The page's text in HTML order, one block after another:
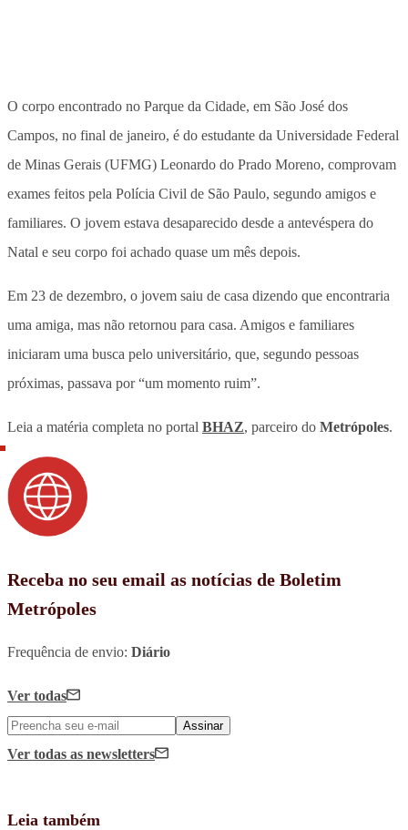
O corpo encontrado no Parque da Cidade, em São José dos
Campos, no final de janeiro, é do estudante da Universidade Federal
de Minas Gerais (UFMG) Leonardo do Prado Moreno, comprovam
exames feitos pela Polícia Civil de São Paulo, segundo amigos e
familiares. O jovem estava desaparecido desde a antevéspera do
Natal e seu corpo foi achado quase um mês depois.
Em 23 de dezembro, o jovem saiu de casa dizendo que encontraria
uma amiga, mas não retornou para casa. Amigos e familiares
iniciaram uma busca pelo universitário, que, segundo pessoas
próximas, passava por “um momento ruim”.
Leia a matéria completa no portal BHAZ, parceiro do Metrópoles.
Receba no seu email as notícias de Boletim
Metrópoles
Frequência de envio: Diário
Ver todas
Assinar
Ver todas as newsletters
Leia também